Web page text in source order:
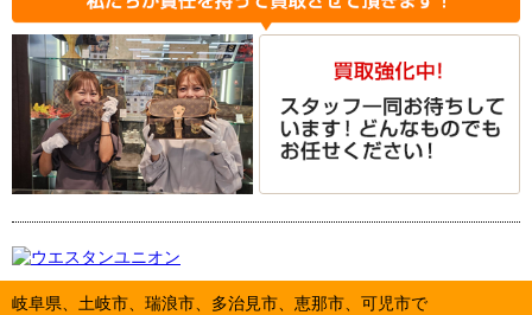
岐阜県、土岐市、瑞浪市、多治見市、恵那市、可児市で